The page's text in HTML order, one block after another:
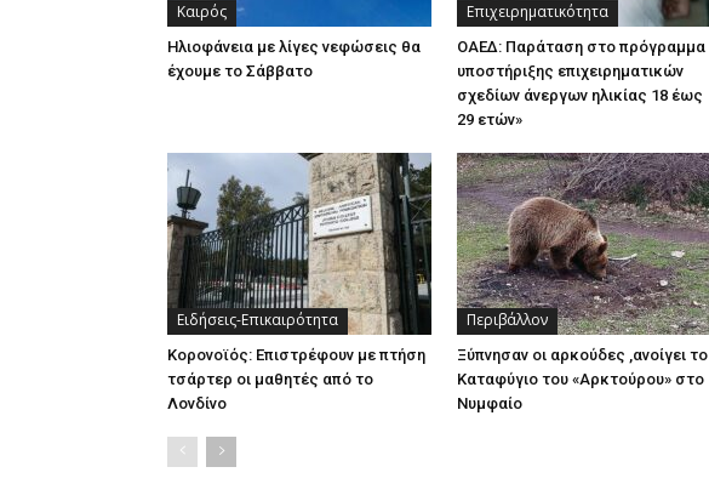
Καιρός
Ηλιοφάνεια με λίγες νεφώσεις θα
έχουμε το Σάββατο
Επιχειρηματικότητα
ΟΑΕΔ: Παράταση στο πρόγραμμα
υποστήριξης επιχειρηματικών
σχεδίων άνεργων ηλικίας 18 έως
29 ετών»
Ειδήσεις-Επικαιρότητα
Κορονοϊός: Επιστρέφουν με πτήση
τσάρτερ οι μαθητές από το
Λονδίνο
Περιβάλλον
Ξύπνησαν οι αρκούδες ,ανοίγει το
Καταφύγιο του «Αρκτούρου» στο
Νυμφαίο